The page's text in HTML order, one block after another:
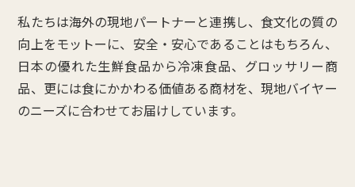
私たちは海外の現地パートナーと連携し、食文化の質の
向上をモットーに、安全・安心であることはもちろん、
日本の優れた生鮮食品から冷凍食品、グロッサリー商
品、更には食にかかわる価値ある商材を、現地バイヤー
のニーズに合わせてお届けしています。